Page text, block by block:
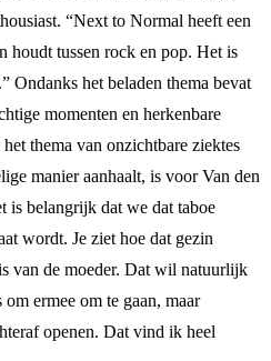
“Next to Normal heeft een
houdt tussen rock en pop. Het is
Ondanks het beladen thema bevat
momenten en herkenbare
thema van onzichtbare ziektes
manier aanhaalt, is voor Van den
is belangrijk dat we dat taboe
wordt. Je ziet hoe dat gezin
van de moeder. Dat wil natuurlijk
ermee om te gaan, maar
openen. Dat vind ik heel